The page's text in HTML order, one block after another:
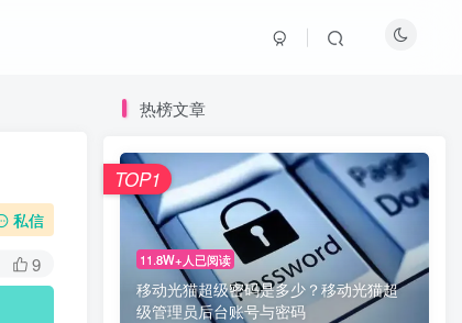
私信
9
热榜文章
11.8W+人已阅读
移动光猫超级密码是多少？移动光猫超
级管理员后台账号与密码
TOP1